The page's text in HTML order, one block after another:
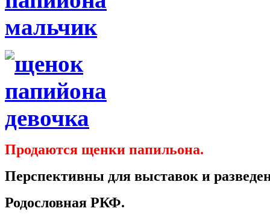
Продаются щенки папильона.
Перспективны для выставок и
Родословная РКФ.